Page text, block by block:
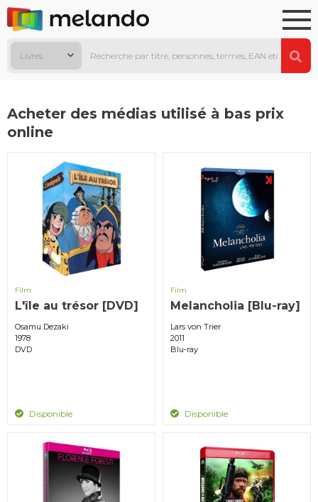
Livres
Acheter des médias utilisé à bas prix
online
Film
L'île au trésor [DVD]
Osamu Dezaki
1978
DVD
Disponible
Film
Melancholia [Blu-ray]
Lars von Trier
2011
Blu-ray
Disponible